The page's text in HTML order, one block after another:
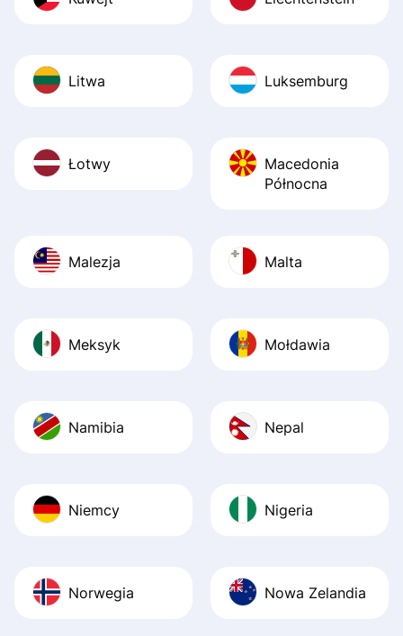
Litwa Luksemburg
Łotwy
Macedonia
Północna
Malezja Malta
Meksyk Mołdawia
Namibia Nepal
Niemcy Nigeria
Norwegia Nowa Zelandia